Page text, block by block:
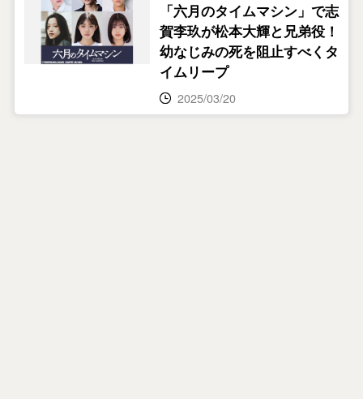
「六月のタイムマシン」で志
賀李玖が松本大輝と兄弟役！
幼なじみの死を阻止すべくタ
イムリープ
2025/03/20